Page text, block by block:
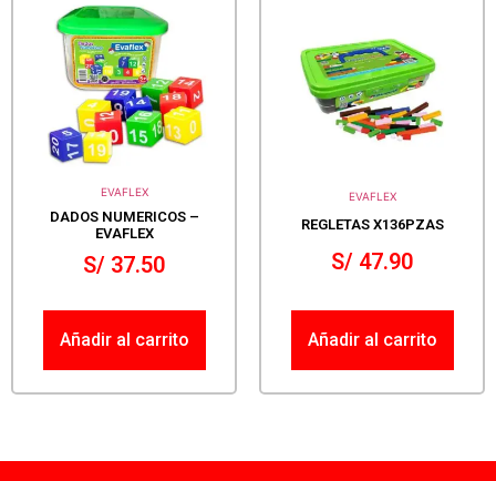
EVAFLEX
DADOS NUMERICOS –
EVAFLEX
S/ 37.50
Añadir al carrito
EVAFLEX
REGLETAS X136PZAS
S/ 47.90
Añadir al carrito